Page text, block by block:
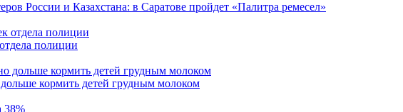
России и Казахстана: в Саратове пройдет «Палитра ремесел»
полиции
кормить детей грудным молоком
38%